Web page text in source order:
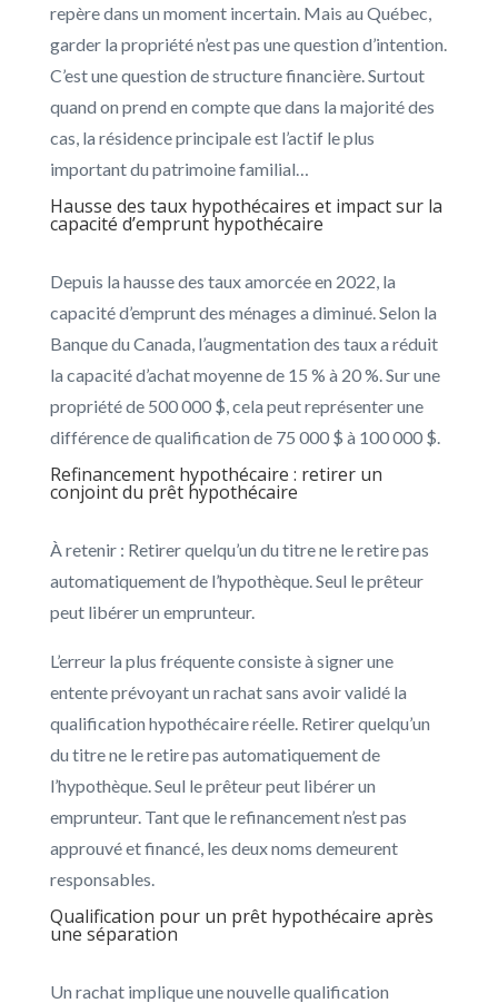
repère dans un moment incertain. Mais au Québec,
garder la propriété n’est pas une question d’intention.
C’est une question de structure financière. Surtout
quand on prend en compte que dans la majorité des
cas, la résidence principale est l’actif le plus
important du patrimoine familial…
Hausse des taux hypothécaires et impact sur la
capacité d’emprunt hypothécaire
Depuis la hausse des taux amorcée en 2022, la
capacité d’emprunt des ménages a diminué. Selon la
Banque du Canada, l’augmentation des taux a réduit
la capacité d’achat moyenne de 15 % à 20 %. Sur une
propriété de 500 000 $, cela peut représenter une
différence de qualification de 75 000 $ à 100 000 $.
Refinancement hypothécaire : retirer un
conjoint du prêt hypothécaire
À retenir : Retirer quelqu’un du titre ne le retire pas
automatiquement de l’hypothèque. Seul le prêteur
peut libérer un emprunteur.
L’erreur la plus fréquente consiste à signer une
entente prévoyant un rachat sans avoir validé la
qualification hypothécaire réelle. Retirer quelqu’un
du titre ne le retire pas automatiquement de
l’hypothèque. Seul le prêteur peut libérer un
emprunteur. Tant que le refinancement n’est pas
approuvé et financé, les deux noms demeurent
responsables.
Qualification pour un prêt hypothécaire après
une séparation
Un rachat implique une nouvelle qualification